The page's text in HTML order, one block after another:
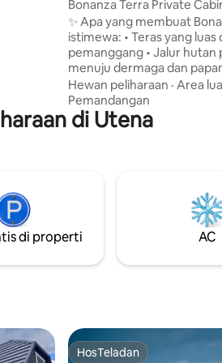
Bonanza Terra Private
Dermaga & Bak Mandi Air
✨ Apa yang membuat
istimewa: • Teras yang luas dengan area
pemanggang • Jalur hutan pribadi
menuju dermaga dan papan
Bak mandi air panas luar
menenangkan • Penerimaan tamu yang
hangat dan personal
yang disiapkan dengan cermat
tambahan €60 per sesi,
aman hanya melalui Airbnb. Biaya hewan
peliharaan satu kali sebesar
untuk seluruh masa inap.
Hewan peliharaan · Area
Pemandangan
di Utena
di properti AC
HosTeladan
HosTeladan